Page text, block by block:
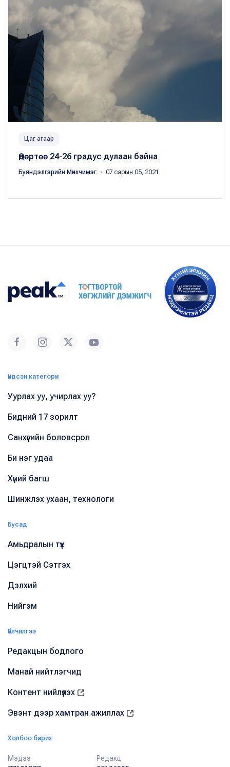
Цаг агаар
Өдөртөө 24-26 градус дулаан байна
Буяндэлгэрийн Мөнхчимэг ・ 07 сарын 05, 2021
Үндсэн категори
Уурлах уу, учирлах уу?
Бидний 17 зорилт
Санхүүгийн боловсрол
Би нэг удаа
Хүний багш
Шинжлэх ухаан, технологи
Бусад
Амьдралын түүх
Цэгцтэй Сэтгэх
Дэлхий
Нийгэм
Үйлчилгээ
Редакцын бодлого
Манай нийтлэгчид
Контент нийлүүлэх
Эвэнт дээр хамтран ажиллах
Холбоо барих
Мэдээ
Редакц